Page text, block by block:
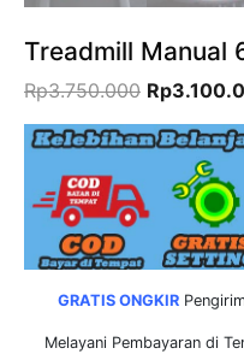
Treadmill Manual
Rp3.750.000 Harga
aslinya
adalah:
Rp
GRATIS ONGKIR
Melayani Pembayaran di